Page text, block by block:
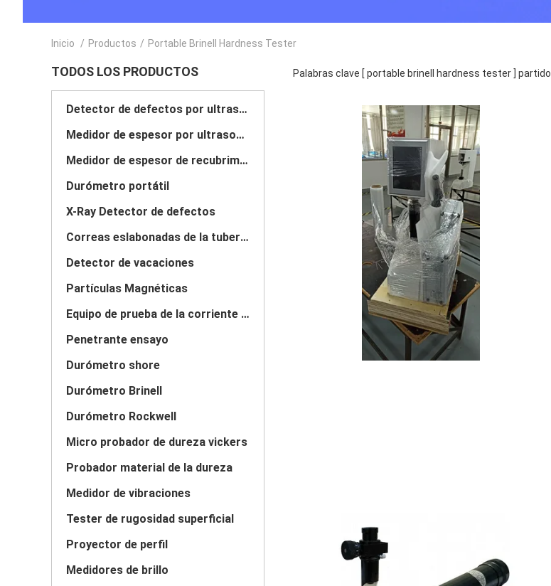
Inicio / Productos / Portable Brinell Hardness Tester
TODOS LOS PRODUCTOS
Detector de defectos por ultrasonidos
Medidor de espesor por ultrasonidos
Medidor de espesor de recubrimiento
Durómetro portátil
X-Ray Detector de defectos
Correas eslabonadas de la tubería de la radiografía
Detector de vacaciones
Partículas Magnéticas
Equipo de prueba de la corriente de Foucault
Penetrante ensayo
Durómetro shore
Durómetro Brinell
Durómetro Rockwell
Micro probador de dureza vickers
Probador material de la dureza
Medidor de vibraciones
Tester de rugosidad superficial
Proyector de perfil
Medidores de brillo
Palabras clave [ portable brinell hardness tester ] partido